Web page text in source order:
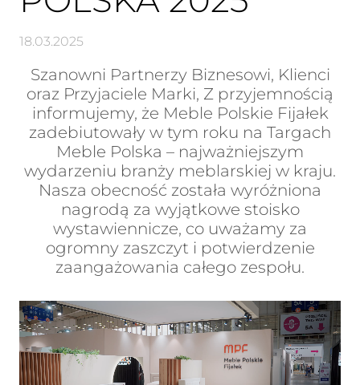
18.03.2025
Szanowni Partnerzy Biznesowi, Klienci
oraz Przyjaciele Marki, Z przyjemnością
informujemy, że Meble Polskie Fijałek
zadebiutowały w tym roku na Targach
Meble Polska – najważniejszym
wydarzeniu branży meblarskiej w kraju.
Nasza obecność została wyróżniona
nagrodą za wyjątkowe stoisko
wystawiennicze, co uważamy za
ogromny zaszczyt i potwierdzenie
zaangażowania całego zespołu.